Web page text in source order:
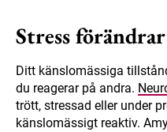
Stress
Ditt känslomässiga
du reagerar på andra.
trött, stressad eller under
känslomässigt reaktiv.